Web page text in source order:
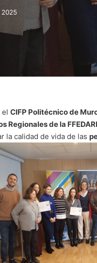
el CIFP Politécnico de
Regionales de la
la calidad de vida de las